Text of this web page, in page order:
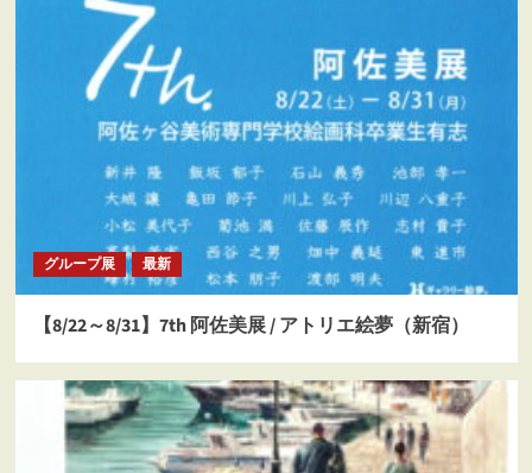
グループ展 最新
【8/22～8/31】7th 阿佐美展 / アトリエ絵夢（新宿）